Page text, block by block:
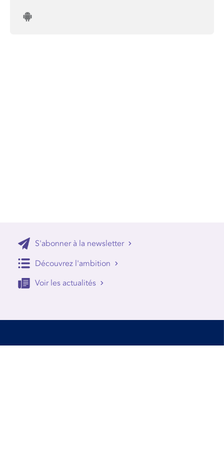
S'abonner à la newsletter
Découvrez l'ambition
Voir les actualités